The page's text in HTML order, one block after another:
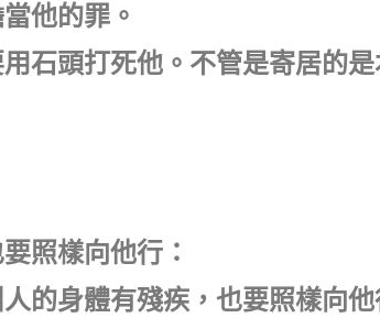
他的罪。
石頭打死他。不管是寄居的是
照樣向他行：
的身體有殘疾，也要照樣向他